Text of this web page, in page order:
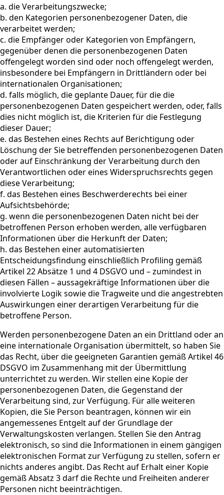
a. die Verarbeitungszwecke;
b. den Kategorien personenbezogener Daten, die
verarbeitet werden;
c. die Empfänger oder Kategorien von Empfängern,
gegenüber denen die personenbezogenen Daten
offengelegt worden sind oder noch offengelegt werden,
insbesondere bei Empfängern in Drittländern oder bei
internationalen Organisationen;
d. falls möglich, die geplante Dauer, für die die
personenbezogenen Daten gespeichert werden, oder, falls
dies nicht möglich ist, die Kriterien für die Festlegung
dieser Dauer;
e. das Bestehen eines Rechts auf Berichtigung oder
Löschung der Sie betreffenden personenbezogenen Daten
oder auf Einschränkung der Verarbeitung durch den
Verantwortlichen oder eines Widerspruchsrechts gegen
diese Verarbeitung;
f. das Bestehen eines Beschwerderechts bei einer
Aufsichtsbehörde;
g. wenn die personenbezogenen Daten nicht bei der
betroffenen Person erhoben werden, alle verfügbaren
Informationen über die Herkunft der Daten;
h. das Bestehen einer automatisierten
Entscheidungsfindung einschließlich Profiling gemäß
Artikel 22 Absätze 1 und 4 DSGVO und – zumindest in
diesen Fällen – aussagekräftige Informationen über die
involvierte Logik sowie die Tragweite und die angestrebten
Auswirkungen einer derartigen Verarbeitung für die
betroffene Person.
Werden personenbezogene Daten an ein Drittland oder an
eine internationale Organisation übermittelt, so haben Sie
das Recht, über die geeigneten Garantien gemäß Artikel 46
DSGVO im Zusammenhang mit der Übermittlung
unterrichtet zu werden. Wir stellen eine Kopie der
personenbezogenen Daten, die Gegenstand der
Verarbeitung sind, zur Verfügung. Für alle weiteren
Kopien, die Sie Person beantragen, können wir ein
angemessenes Entgelt auf der Grundlage der
Verwaltungskosten verlangen. Stellen Sie den Antrag
elektronisch, so sind die Informationen in einem gängigen
elektronischen Format zur Verfügung zu stellen, sofern er
nichts anderes angibt. Das Recht auf Erhalt einer Kopie
gemäß Absatz 3 darf die Rechte und Freiheiten anderer
Personen nicht beeinträchtigen.